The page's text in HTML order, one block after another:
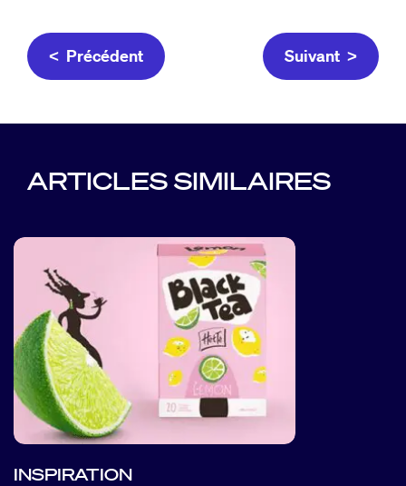
< Précédent Suivant >
ARTICLES SIMILAIRES
INSPIRATION